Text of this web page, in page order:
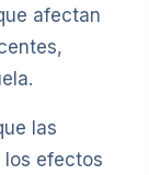
afectan
las
los efectos